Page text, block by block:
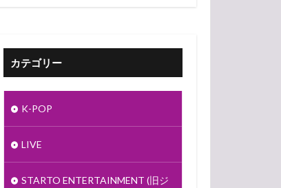
カテゴリー
K-POP
LIVE
STARTO ENTERTAINMENT (旧ジ